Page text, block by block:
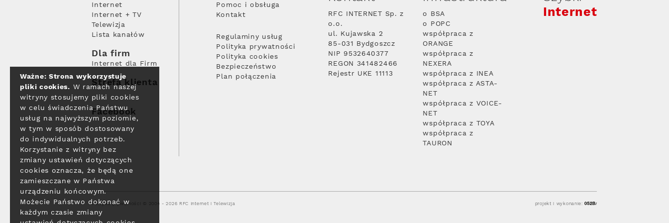
Internet
Internet + TV
Telewizja
Lista kanałów
Dla firm
Internet dla Firm
Strefa klienta
Facebook
Pomoc i obsługa
Kontakt
Regulaminy usług
Polityka prywatności
Polityka cookies
Bezpieczeństwo
Plan połączenia
RFC INTERNET Sp. z
o.o.
ul. Kujawska 2
85-031 Bydgoszcz
NIP 9532640377
REGON 341482466
Rejestr UKE 11113
o BSA
o POPC
współpraca z
ORANGE
współpraca z
NEXERA
współpraca z INEA
współpraca z ASTA-
NET
współpraca z VOICE-
NET
współpraca z TOYA
współpraca z
TAURON
Internet
Polityka prywatności © 2004 - 2026 RFC Internet i Telewizja projekt i wykonanie:
Ważne: Strona wykorzystuje
pliki cookies. W ramach naszej
witryny stosujemy pliki cookies
w celu świadczenia Państwu
usług na najwyższym poziomie,
w tym w sposób dostosowany
do indywidualnych potrzeb.
Korzystanie z witryny bez
zmiany ustawień dotyczących
cookies oznacza, że będą one
zamieszczane w Państwa
urządzeniu końcowym.
Możecie Państwo dokonać w
każdym czasie zmiany